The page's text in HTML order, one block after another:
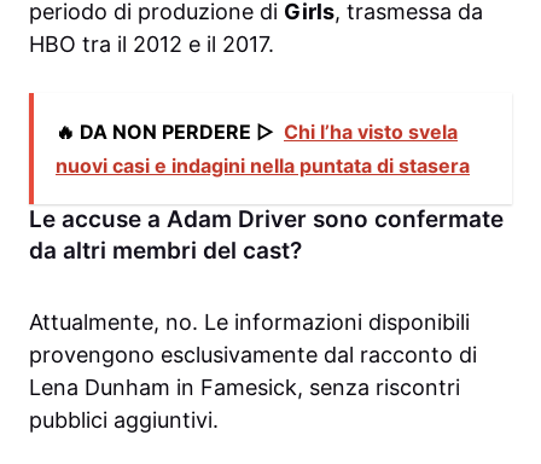
periodo di produzione di Girls, trasmessa da
HBO tra il 2012 e il 2017.
🔥 DA NON PERDERE ▷ Chi l’ha visto svela
nuovi casi e indagini nella puntata di stasera
Le accuse a Adam Driver sono confermate
da altri membri del cast?
Attualmente, no. Le informazioni disponibili
provengono esclusivamente dal racconto di
Lena Dunham in Famesick, senza riscontri
pubblici aggiuntivi.